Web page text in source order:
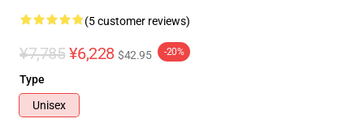
(5 customer reviews)
¥7,785 ¥6,228 $42.95 -20%
Type
Unisex